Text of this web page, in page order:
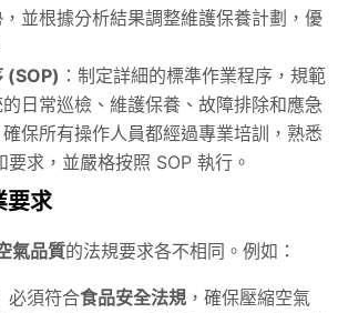
並根據分析結果調整維護保養計劃，優
(SOP) ：制定詳細的標準作業程序，規範
日常巡檢、維護保養、故障排除和應急
保所有操作人員都經過專業培訓，熟悉
要求，並嚴格按照 SOP 執行。
要求
氣品質的法規要求各不相同。例如：
必須符合食品安全法規 ，確保壓縮空氣